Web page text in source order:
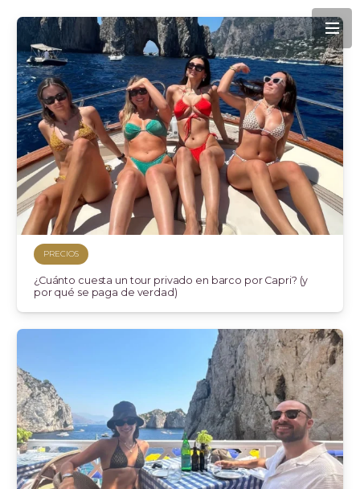
PRECIOS
¿Cuánto cuesta un tour privado en barco por Capri? (y
por qué se paga de verdad)